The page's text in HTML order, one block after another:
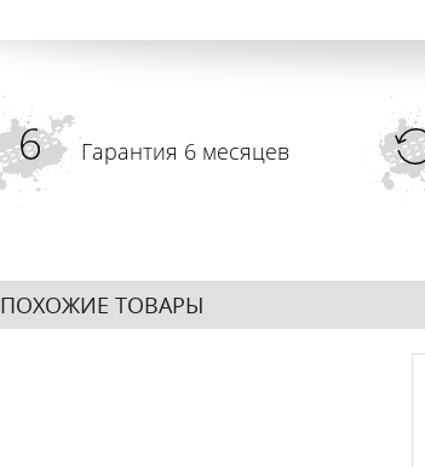
Гарантия 6 месяцев
ПОХОЖИЕ ТОВАРЫ